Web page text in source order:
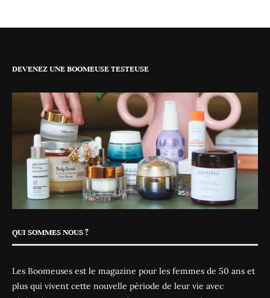
DEVENEZ UNE BOOMEUSE TESTEUSE
QUI SOMMES NOUS ?
Les Boomeuses est le magazine pour les femmes de 50 ans et
plus qui vivent cette nouvelle période de leur vie avec